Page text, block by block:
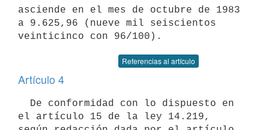
asciende en el mes de octubre de 1983
a 9.625,96 (nueve mil seiscientos
Referencias al artículo
Artículo 4
el artículo 15 de la ley 14.219,